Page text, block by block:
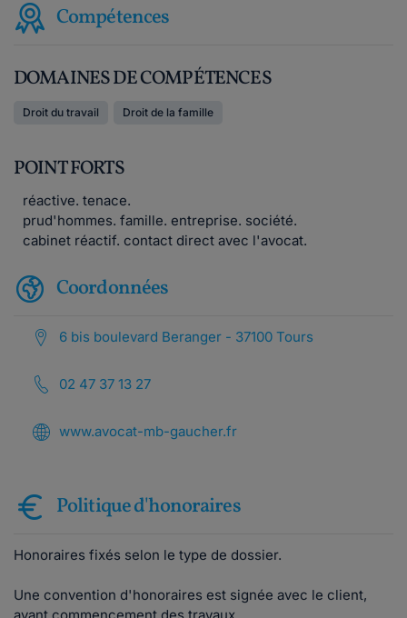
Compétences
DOMAINES DE COMPÉTENCES
Droit du travail Droit de la famille
POINT FORTS
réactive. tenace.
prud'hommes. famille. entreprise. société.
cabinet réactif. contact direct avec l'avocat.
Coordonnées
6 bis boulevard Beranger - 37100 Tours
02 47 37 13 27
www.avocat-mb-gaucher.fr
Politique d'honoraires
Honoraires fixés selon le type de dossier.
Une convention d'honoraires est signée avec le client,